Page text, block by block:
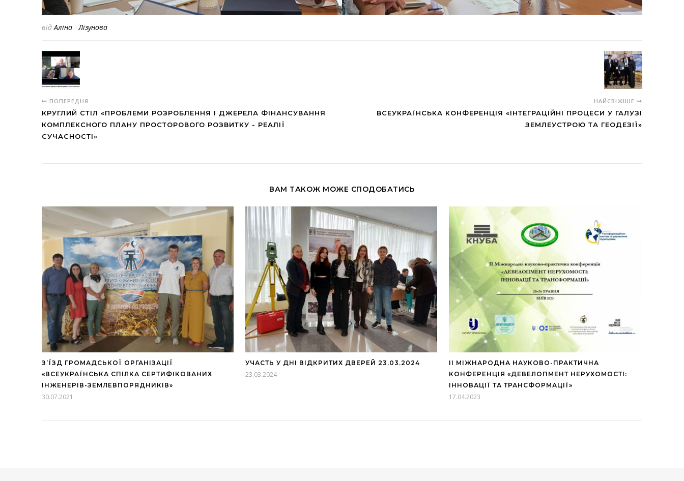
відАліна Лізунова
ПОПЕРЕДНЯ
КРУГЛИЙ СТІЛ «ПРОБЛЕМИ РОЗРОБЛЕННЯ І ДЖЕРЕЛА ФІНАНСУВАННЯ
КОМПЛЕКСНОГО ПЛАНУ ПРОСТОРОВОГО РОЗВИТКУ - РЕАЛІЇ
СУЧАСНОСТІ»
НАЙСВІЖІШЕ
ВСЕУКРАЇНСЬКА КОНФЕРЕНЦІЯ «ІНТЕГРАЦІЙНІ ПРОЦЕСИ У ГАЛУЗІ
ЗЕМЛЕУСТРОЮ ТА ГЕОДЕЗІЇ»
ВАМ ТАКОЖ МОЖЕ СПОДОБАТИСЬ
З’ЇЗД ГРОМАДСЬКОЇ ОРГАНІЗАЦІЇ
«ВСЕУКРАЇНСЬКА СПІЛКА СЕРТИФІКОВАНИХ
ІНЖЕНЕРІВ-ЗЕМЛЕВПОРЯДНИКІВ»
30.07.2021
УЧАСТЬ У ДНІ ВІДКРИТИХ ДВЕРЕЙ 23.03.2024
23.03.2024
ІІ МІЖНАРОДНА НАУКОВО-ПРАКТИЧНА
КОНФЕРЕНЦІЯ «ДЕВЕЛОПМЕНТ НЕРУХОМОСТІ:
ІННОВАЦІЇ ТА ТРАНСФОРМАЦІЇ»
17.04.2023